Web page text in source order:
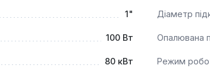
1" Діаметр
100 Вт Опалювана
80 кВт Режим